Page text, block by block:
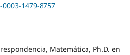
1479-8757
Matemática, Ph.D. en